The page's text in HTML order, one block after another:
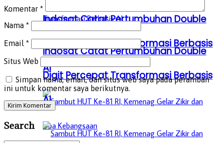
Indosat Catat Pertumbuhan Double
Digit Percepat Transformasi Berbasis
AI
Indosat Catat Pertumbuhan Double
Digit Percepat Transformasi Berbasis
AI
Komentar *
Nama *
Email *
Situs Web
Simpan nama, email, dan situs web saya pada peramban
ini untuk komentar saya berikutnya.
Search